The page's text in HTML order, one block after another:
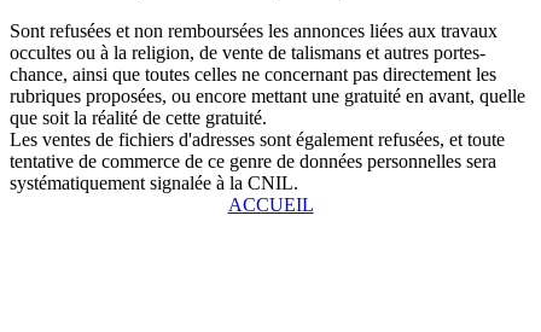
Sont refusées et non remboursées les annonces liées aux travaux
occultes ou à la religion, de vente de talismans et autres portes-
chance, ainsi que toutes celles ne concernant pas directement les
rubriques proposées, ou encore mettant une gratuité en avant, quelle
que soit la réalité de cette gratuité.
Les ventes de fichiers d'adresses sont également refusées, et toute
tentative de commerce de ce genre de données personnelles sera
systématiquement signalée à la CNIL.
ACCUEIL